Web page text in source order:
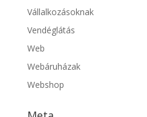
Vállalkozásoknak
Vendéglátás
Web
Webáruházak
Webshop